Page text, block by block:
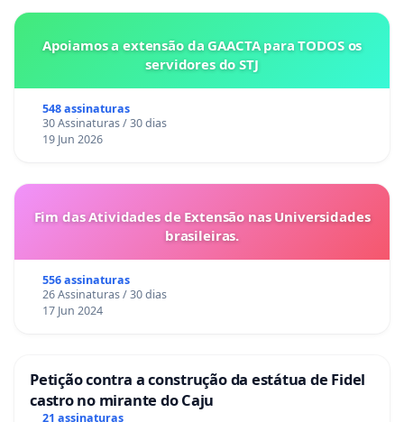
Apoiamos a extensão da GAACTA para TODOS os
servidores do STJ
548 assinaturas
30 Assinaturas / 30 dias
19 Jun 2026
Fim das Atividades de Extensão nas Universidades
brasileiras.
556 assinaturas
26 Assinaturas / 30 dias
17 Jun 2024
Petição contra a construção da estátua de Fidel
castro no mirante do Caju
21 assinaturas